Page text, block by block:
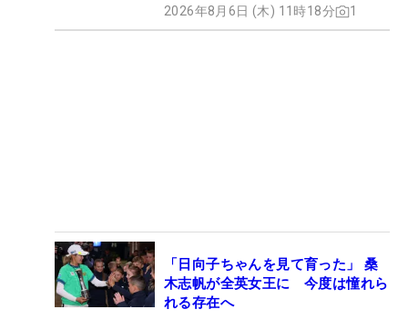
2026年8月6日 (木) 11時18分 1
「日向子ちゃんを見て育った」 桑
木志帆が全英女王に 今度は憧れら
れる存在へ